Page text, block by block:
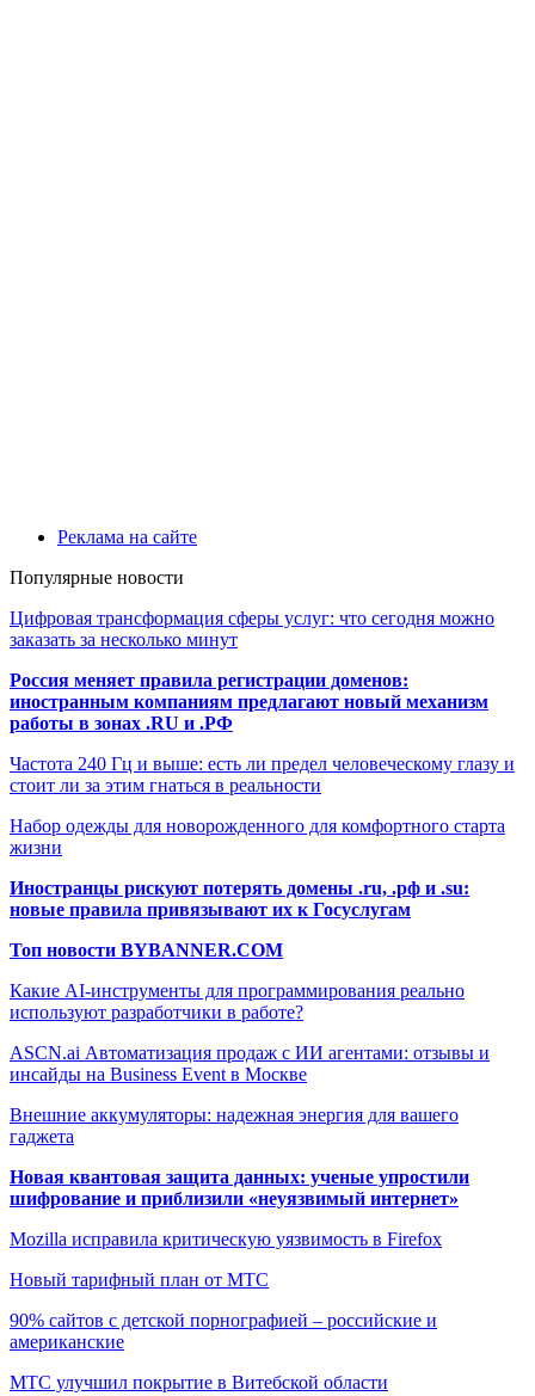
Реклама на сайте
Популярные новости
Цифровая трансформация сферы услуг: что сегодня можно
заказать за несколько минут
Россия меняет правила регистрации доменов:
иностранным компаниям предлагают новый механизм
работы в зонах .RU и .РФ
Частота 240 Гц и выше: есть ли предел человеческому глазу и
стоит ли за этим гнаться в реальности
Набор одежды для новорожденного для комфортного старта
жизни
Иностранцы рискуют потерять домены .ru, .рф и .su:
новые правила привязывают их к Госуслугам
Топ новости BYBANNER.COM
Какие AI-инструменты для программирования реально
используют разработчики в работе?
ASCN.ai Автоматизация продаж с ИИ агентами: отзывы и
инсайды на Business Event в Москве
Внешние аккумуляторы: надежная энергия для вашего
гаджета
Новая квантовая защита данных: ученые упростили
шифрование и приблизили «неуязвимый интернет»
Mozilla исправила критическую уязвимость в Firefox
Новый тарифный план от МТС
90% сайтов с детской порнографией – российские и
американские
МТС улучшил покрытие в Витебской области